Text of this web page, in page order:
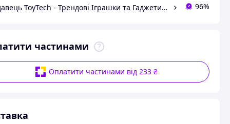
Продавець ToyTech - Трендові Іграшки та Гаджети 2021 96%
частинами
Оплатити частинами від 233 ₴